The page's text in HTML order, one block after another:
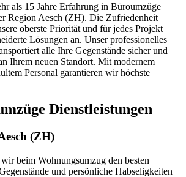
als 15 Jahre Erfahrung in Büroumzüge
Region Aesch (ZH). Die Zufriedenheit
oberste Priorität und für jedes Projekt
Lösungen an. Unser professionelles
alle Ihre Gegenstände sicher und
Ihrem neuen Standort. Mit modernem
Personal garantieren wir höchste
Dienstleistungen
(ZH)
beim Wohnungsumzug den besten
und persönliche Habseligkeiten